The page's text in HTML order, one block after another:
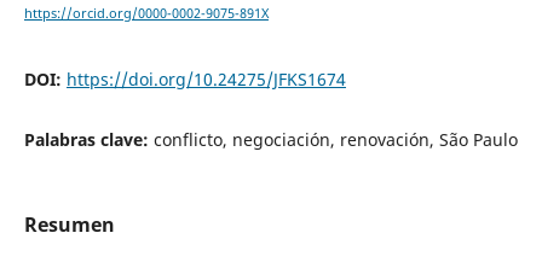
https://orcid.org/0000-0002-9075-891X
DOI: https://doi.org/10.24275/JFKS1674
Palabras clave: conflicto, negociación, renovación, São Paulo
Resumen